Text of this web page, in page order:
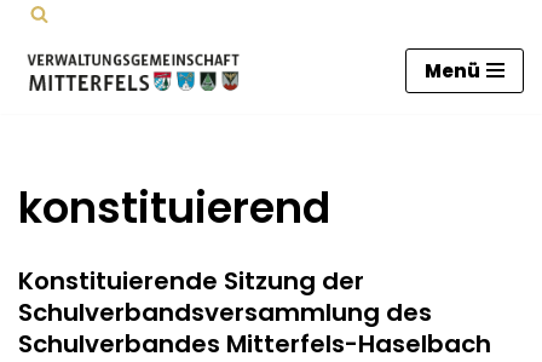
Zum
Inhalt
Menü
konstituierend
Konstituierende Sitzung der
Schulverbandsversammlung des
Schulverbandes Mitterfels-Haselbach